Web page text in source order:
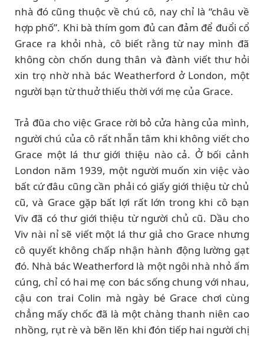
nhà đó cũng thuộc về chú cô, nay chỉ là “châu về
hợp phố”. Khi bà thím gom đủ can đảm để đuổi cổ
Grace ra khỏi nhà, cô biết rằng từ nay mình đã
không còn chốn dung thân và đành viết thư hỏi
xin trọ nhờ nhà bác Weatherford ở London, một
người bạn từ thuở thiếu thời với mẹ của Grace.
Trả đũa cho việc Grace rời bỏ cửa hàng của mình,
người chú của cô rất nhẫn tâm khi không viết cho
Grace một lá thư giới thiệu nào cả. Ở bối cảnh
London năm 1939, một người muốn xin việc vào
bất cứ đâu cũng cần phải có giấy giới thiệu từ chủ
cũ, và Grace gặp bất lợi rất lớn trong khi cô bạn
Viv đã có thư giới thiệu từ người chủ cũ. Dầu cho
Viv nài nỉ sẽ viết một lá thư giả cho Grace nhưng
cô quyết không chấp nhận hành động lường gạt
đó. Nhà bác Weatherford là một ngôi nhà nhỏ ấm
cúng, chỉ có hai mẹ con bác sống chung với nhau,
cậu con trai Colin mà ngày bé Grace chơi cùng
chẳng mấy chốc đã là một chàng thanh niên cao
nhồng, rụt rè và bẽn lẽn khi đón tiếp hai người chị